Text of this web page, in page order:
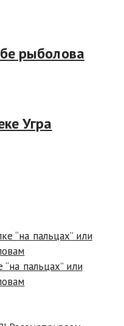
рыболова
Угра
пальцах” или